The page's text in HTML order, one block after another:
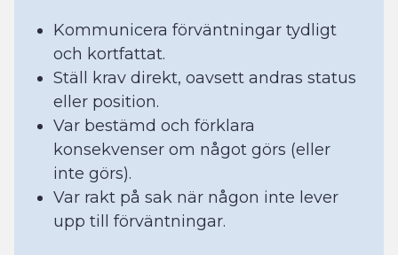
Kommunicera förväntningar tydligt
och kortfattat.
Ställ krav direkt, oavsett andras status
eller position.
Var bestämd och förklara
konsekvenser om något görs (eller
inte görs).
Var rakt på sak när någon inte lever
upp till förväntningar.